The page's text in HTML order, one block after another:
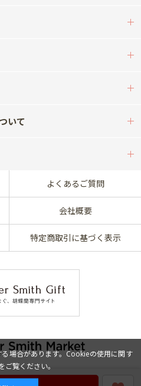
いて
よくあるご質問
会社概要
特定商取引に基づく表示
Ltd. All Rights Reserved.
場合があります。Cookieの使用に関す
ご覧ください。